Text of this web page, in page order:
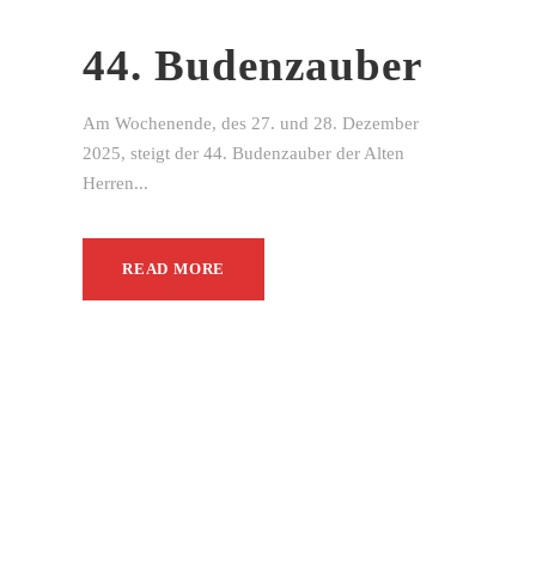
44. Budenzauber
Am Wochenende, des 27. und 28. Dezember
2025, steigt der 44. Budenzauber der Alten
Herren...
READ MORE